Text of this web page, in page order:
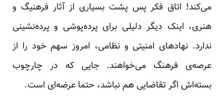
می‌کند! اتاق فکر پس پشت بسیاری از آثار فرهنیگ و
هنری، اینک دیگر دلیلی برای پرده‌پوشی و پرده‌نشینی
ندارد. نهادهای امنیتی و نظامی، امروز سهم خود را از
عرصه‌ی فرهنگ می‌خواهند. جایی که در چارچوب
بسته‌اش اگر تقاضایی هم نباشد، حتما عرضه‌ای است.